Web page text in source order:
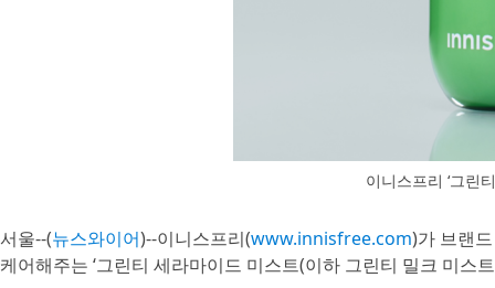
이니스프리 ‘그린
서울--(뉴스와이어)--이니스프리(www.innisfree.com)가 브랜
케어해주는 ‘그린티 세라마이드 미스트(이하 그린티 밀크 미스